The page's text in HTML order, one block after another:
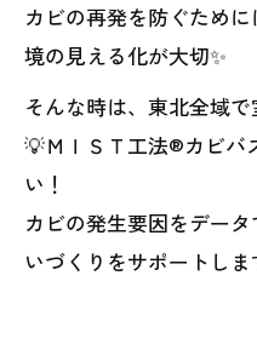
カビの再発を防ぐため
境の見える化が大切✨
そんな時は、東北全域
💡ＭＩＳＴ工法®カビバ
い！
カビの発生要因をデー
いづくりをサポートしま